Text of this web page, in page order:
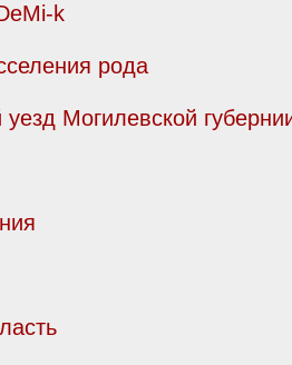
k
рода
Могилевской